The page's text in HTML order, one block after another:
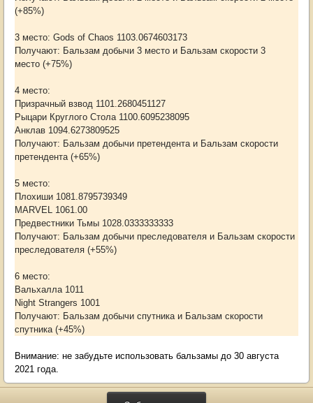
(+85%)
3 место: Gods of Chaos 1103.0674603173
Получают: Бальзам добычи 3 место и Бальзам скорости 3
место (+75%)
4 место:
Призрачный взвод 1101.2680451127
Рыцари Круглого Стола 1100.6095238095
Анклав 1094.6273809525
Получают: Бальзам добычи претендента и Бальзам скорости
претендента (+65%)
5 место:
Плохиши 1081.8795739349
MARVEL 1061.00
Предвестники Тьмы 1028.0333333333
Получают: Бальзам добычи преследователя и Бальзам скорости
преследователя (+55%)
6 место:
Вальхалла 1011
Night Strangers 1001
Получают: Бальзам добычи спутника и Бальзам скорости
спутника (+45%)
Внимание: не забудьте использовать бальзамы до 30 августа
2021 года.